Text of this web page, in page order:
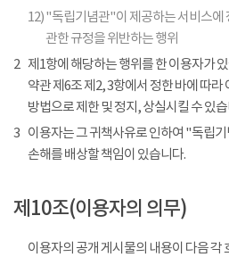
12)"독립기념관"이 제공하는 서비스에
관한 규정을 위반하는 행위
2 제1항에 해당하는 행위를 한 이용자가
약관 제6조 제2, 3항에서 정한 바에 따
방법으로 제한 및 정지, 상실시킬 수 있
3 이용자는 그 귀책사유로 인하여 "독립
손해를 배상할 책임이 있습니다.
제10조(이용자의 의무)
이용자의 공개 게시물의 내용이 다음 각